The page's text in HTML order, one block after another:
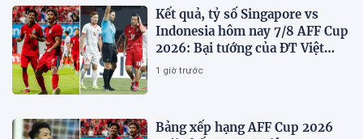
Kết quả, tỷ số Singapore vs
Indonesia hôm nay 7/8 AFF Cup
2026: Bại tướng của ĐT Việt
nam dừng bước sớm
1 giờ trước
Bảng xếp hạng AFF Cup 2026